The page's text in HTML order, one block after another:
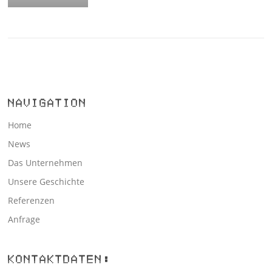
NAVIGATION
Home
News
Das Unternehmen
Unsere Geschichte
Referenzen
Anfrage
KONTAKTDATEN: